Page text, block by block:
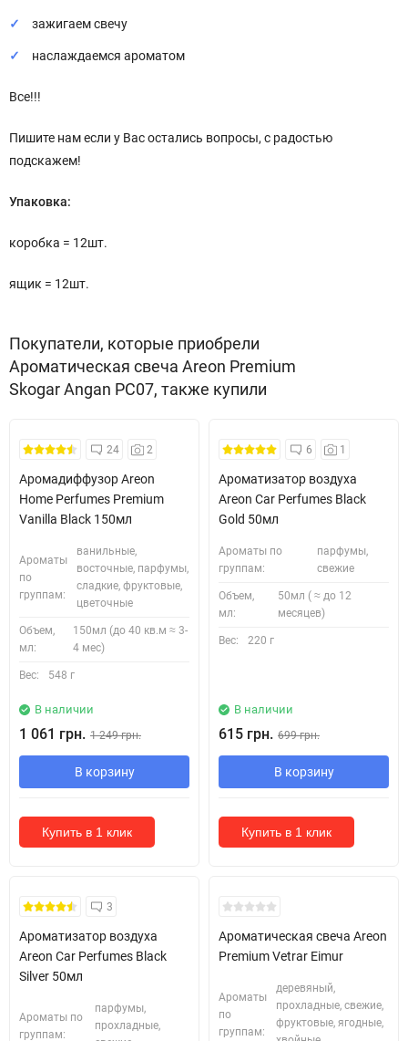
зажигаем свечу
наслаждаемся ароматом
Все!!!
Пишите нам если у Вас остались вопросы, с радостью
подскажем!
Упаковка:
коробка = 12шт.
ящик = 12шт.
Покупатели, которые приобрели
Ароматическая свеча Areon Premium
Skogar Angan PC07, также купили
24 2
Аромадиффузор Areon
Home Perfumes Premium
Vanilla Black 150мл
Ароматы
по
группам:
ванильные,
восточные, парфумы,
сладкие, фруктовые,
цветочные
Объем,
мл:
150мл (до 40 кв.м ≈ 3-
4 мес)
Вес: 548 г
В наличии
1 061 грн. 1 249 грн.
В корзину
Купить в 1 клик
6 1
Ароматизатор воздуха
Areon Car Perfumes Black
Gold 50мл
Ароматы по
группам:
парфумы,
свежие
Объем,
мл:
50мл ( ≈ до 12
месяцев)
Вес: 220 г
В наличии
615 грн. 699 грн.
В корзину
Купить в 1 клик
3
Ароматизатор воздуха
Areon Car Perfumes Black
Silver 50мл
Ароматы по
группам:
парфумы,
прохладные,
Ароматическая свеча Areon
Premium Vetrar Eimur
Ароматы
по
группам:
деревяный,
прохладные, свежие,
фруктовые, ягодные,